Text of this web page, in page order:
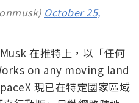
October 25,
在推特上，以「任何
on any moving land
現已在特定國家區域